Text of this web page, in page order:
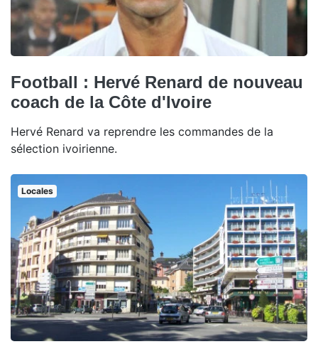
Football : Hervé Renard de nouveau
coach de la Côte d'Ivoire
Hervé Renard va reprendre les commandes de la
sélection ivoirienne.
Locales